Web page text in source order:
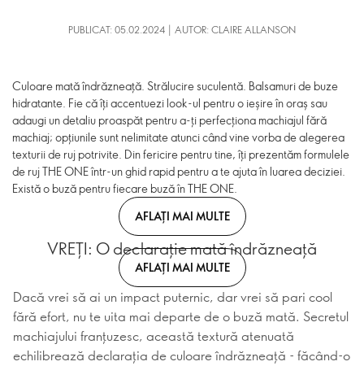
PUBLICAT: 05.02.2024 | AUTOR: CLAIRE ALLANSON
Culoare mată îndrăzneață. Strălucire suculentă. Balsamuri de buze
hidratante. Fie că îți accentuezi look-ul pentru o ieșire în oraș sau
adaugi un detaliu proaspăt pentru a-ți perfecționa machiajul fără
machiaj; opțiunile sunt nelimitate atunci când vine vorba de alegerea
texturii de ruj potrivite. Din fericire pentru tine, îți prezentăm formulele
de ruj THE ONE într-un ghid rapid pentru a te ajuta în luarea deciziei.
Există o buză pentru fiecare buză în THE ONE.
AFLAȚI MAI MULTE
VREȚI: O declarație mată îndrăzneață
AFLAȚI MAI MULTE
Dacă vrei să ai un impact puternic, dar vrei să pari cool
fără efort, nu te uita mai departe de o buză mată. Secretul
machiajului franțuzesc, această textură atenuată
echilibrează declarația de culoare îndrăzneață - făcând-o